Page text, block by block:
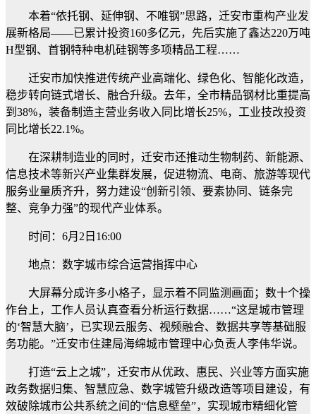
本着“依托钢、延伸钢、不唯钢”思路，迁安市重构产业发
展新格局——已累计投资160多亿元，先后实施了鑫达220万吨
H型钢、首钢特种电机硅钢等多项精品工程……
迁安市加快推进传统产业高端化、绿色化、智能化改造，
稳步转向链式增长、融合升级。去年，全市精品钢材比重提高
到38%，装备制造主营业务收入同比增长25%，工业技改投资
同比增长22.1%。
在深耕制造业的同时，迁安市还推动生物制药、新能源、
信息技术等新兴产业集群发展，促进物流、电商、旅游等现代
服务业量质齐升，努力建设“创新引领、要素协同、链条完
整、竞争力强”的现代产业体系。
时间：6月2日16:00
地点：数字城市综合运营指挥中心
大屏幕分成许多小格子，显示着不同监测画面；数十个操
作台上，工作人员认真查看分析运行数据……“这是城市管理
的‘智慧大脑’，已实现云服务、视频融合、数据共享等基础服
务功能。”迁安市住建局海绵城市管理中心负责人李伟华说。
打造“云上之城”，迁安市从优政、惠民、兴业等方面实施
政务数据归集、智慧应急、数字城管升级改造等项目建设，有
效破除城市公共系统之间的“信息壁垒”，实现城市精细化管